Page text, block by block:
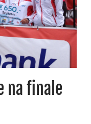
na finale